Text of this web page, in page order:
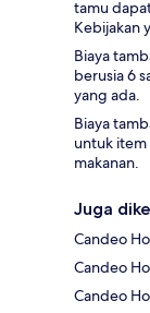
tamu
Kebijakan
Biaya
berusia 6
yang ada.
Biaya
untuk
makanan.
Juga
Candeo
Candeo
Candeo